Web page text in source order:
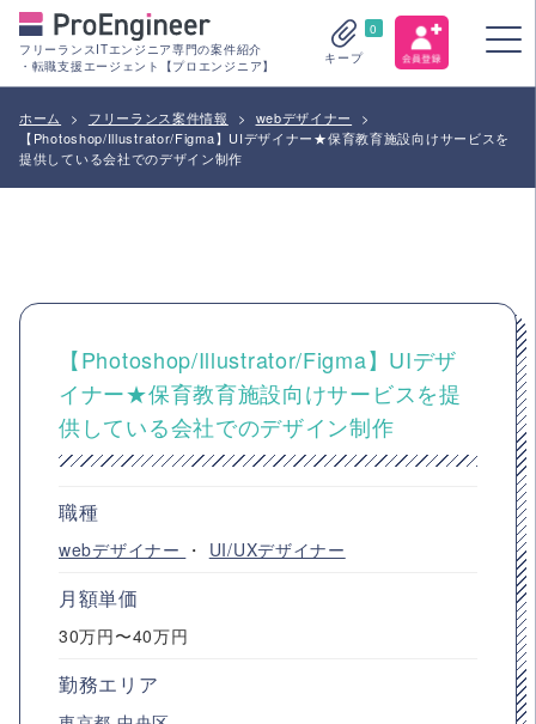
フリーランスITエンジニア専門の案件紹介
・転職支援エージェント【プロエンジニア】
0
キープ
ホーム > フリーランス案件情報 > webデザイナー
>
【Photoshop/Illustrator/Figma】UIデザイナー★保育教育施設向けサービスを
提供している会社でのデザイン制作
【Photoshop/Illustrator/Figma】UIデザ
イナー★保育教育施設向けサービスを提
供している会社でのデザイン制作
職種
webデザイナー ・ UI/UXデザイナー
月額単価
30万円〜40万円
勤務エリア